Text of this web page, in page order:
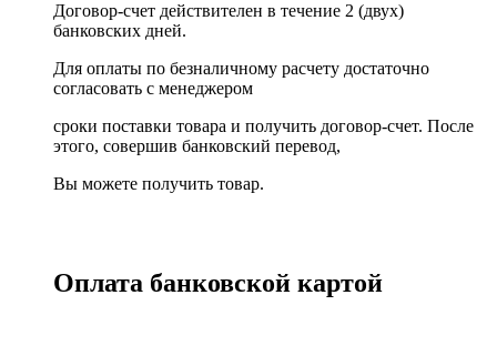
Договор-счет действителен в течение 2 (двух)
банковских дней.
Для оплаты по безналичному расчету достаточно
согласовать с менеджером
сроки поставки товара и получить договор-счет. После
этого, совершив банковский перевод,
Вы можете получить товар.
Оплата банковской картой